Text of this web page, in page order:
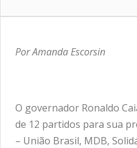
Por Amanda Escorsin
O governador Ronaldo
de 12 partidos para sua
– União Brasil, MDB,